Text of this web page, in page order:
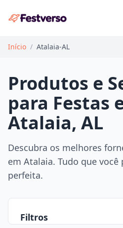
Balões delivery
Decoração personalizada
Pegue e Monte
Festa na mesa
Buffet
Início / Atalaia-AL
Produtos e
para Festas
Atalaia, AL
Descubra os melhores
em Atalaia. Tudo que você
perfeita.
Filtros